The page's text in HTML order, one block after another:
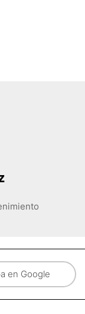
en Google